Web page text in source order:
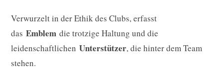
Verwurzelt in der Ethik des Clubs, erfasst
das Emblem die trotzige Haltung und die
leidenschaftlichen Unterstützer, die hinter dem Team
stehen.